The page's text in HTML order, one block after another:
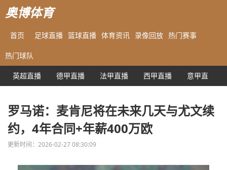
奥博体育
首页 足球直播 篮球直播 体育资讯 录像回放 热门赛事
热门球队
英超直播 德甲直播 法甲直播 西甲直播 意甲直播
罗马诺：麦肯尼将在未来几天与尤文续
约，4年合同+年薪400万欧
更新时间：2026-02-27 08:30:09